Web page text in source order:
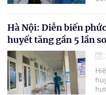
Hà Nội: Diễn biến
huyết tăng gần 5 lần